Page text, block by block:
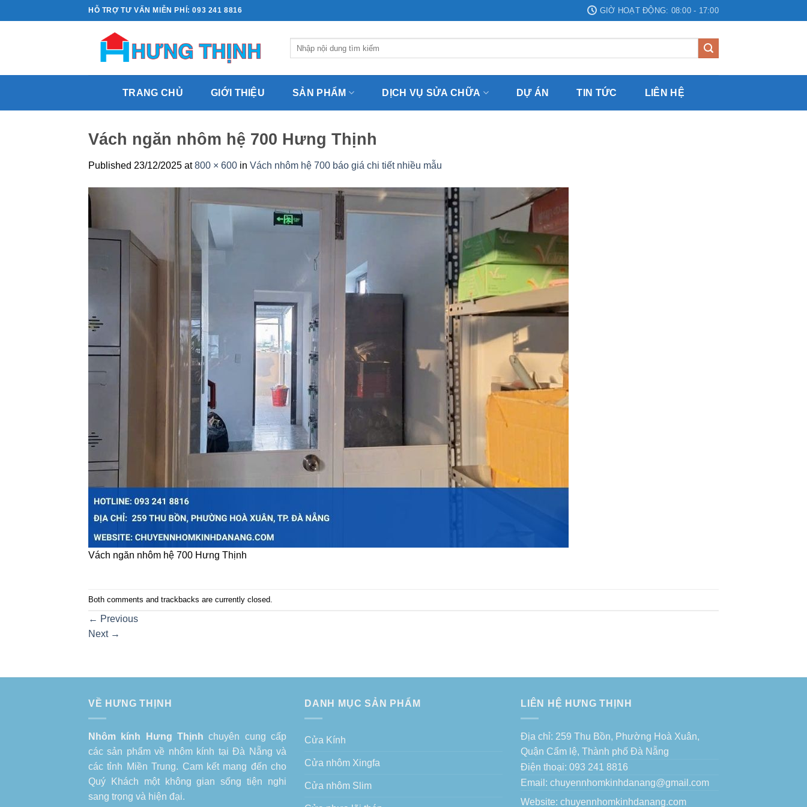
to
HỖ TRỢ TƯ VẤN MIỄN PHÍ: 093 241 8816 GIỜ HOẠT ĐỘNG: 08:00 - 17:00
kiếm:
TRANG CHỦ GIỚI THIỆU SẢN PHẨM DỊCH VỤ SỬA CHỮA DỰ ÁN TIN TỨC LIÊN HỆ
Vách ngăn nhôm hệ 700 Hưng Thịnh
Published 23/12/2025 at800 × 600 in Vách nhôm hệ 700 báo giá chi tiết nhiều mẫu
Vách ngăn nhôm hệ 700 Hưng Thịnh
Both comments and trackbacks are currently closed.
← Previous
Next →
VỀ HƯNG THỊNH
Nhôm kính Hưng Thịnh chuyên cung cấp
các sản phẩm về nhôm kính tại Đà Nẵng và
các tỉnh Miền Trung. Cam kết mang đến cho
Quý Khách một không gian sống tiện nghi
sang trọng và hiện đại.
DANH MỤC SẢN PHẨM
Cửa Kính
Cửa nhôm Xingfa
Cửa nhôm Slim
LIÊN HỆ HƯNG THỊNH
Địa chỉ: 259 Thu Bồn, Phường Hoà Xuân,
Quận Cẩm lệ, Thành phố Đà Nẵng
Điện thoại: 093 241 8816
Email: chuyennhomkinhdanang@gmail.com
Website: chuyennhomkinhdanang.com